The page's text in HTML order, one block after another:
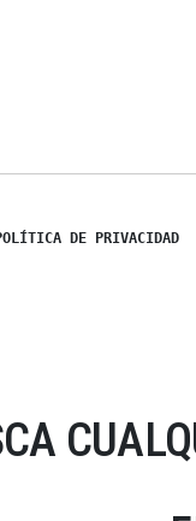
DE PRIVACIDAD